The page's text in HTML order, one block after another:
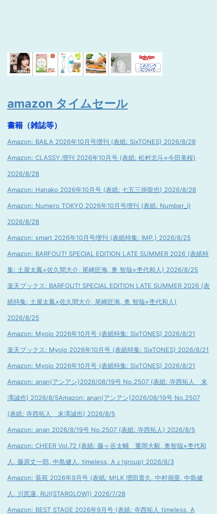
amazon タイムセール
書籍（雑誌等）
Amazon: BAILA 2026年10月号増刊 (表紙: SixTONES) 2026/8/28
Amazon: CLASSY.増刊 2026年10月号 (表紙: 松村北斗×今田美桜)
2026/8/28
Amazon: Hanako 2026年10月号 (表紙: 七五三掛龍也) 2026/8/28
Amazon: Numero TOKYO 2026年10月号増刊 (表紙: Number_i)
2026/8/28
Amazon: smart 2026年10月号増刊 (表紙特集: IMP.) 2026/8/25
Amazon: BARFOUT! SPECIAL EDITION LATE SUMMER 2026 (表紙特
集: 土屋太鳳×佐久間大介, 尾崎匠海, 奥 智哉×杢代和人) 2026/8/25
楽天ブックス: BARFOUT! SPECIAL EDITION LATE SUMMER 2026 (表
紙特集: 土屋太鳳×佐久間大介, 尾崎匠海, 奥 智哉×杢代和人)
2026/8/25
Amazon: Myojo 2026年10月号 (表紙特集: SixTONES) 2026/8/21
楽天ブックス: Myojo 2026年10月号 (表紙特集: SixTONES) 2026/8/21
Amazon: Myojo 2026年10月号 (表紙特集: SixTONES) 2026/8/21
Amazon: anan(アンアン)2026/08/19号 No.2507 (表紙: 寺西拓人 末
澤誠也) 2026/8/5Amazon: anan(アンアン)2026/08/19号 No.2507
(表紙: 寺西拓人 末澤誠也) 2026/8/5
Amazon: anan 2026/8/19号 No.2507 (表紙: 寺西拓人) 2026/8/5
Amazon: CHEER Vol.72 (表紙: 藤ヶ谷太輔 重岡大毅, 奥智哉×杢代和
人, 藤原丈一郎, 中島健人, timeless, Aぇ!group) 2026/8/3
Amazon: 装苑 2026年9月号 (表紙: M!LK 増田貴久, 中村嶺亜, 中島健
人, 川尻蓮, RUI(STARGLOW)) 2026/7/28
Amazon: BEST STAGE 2026年9月号 (表紙: 寺西拓人 timeless, A